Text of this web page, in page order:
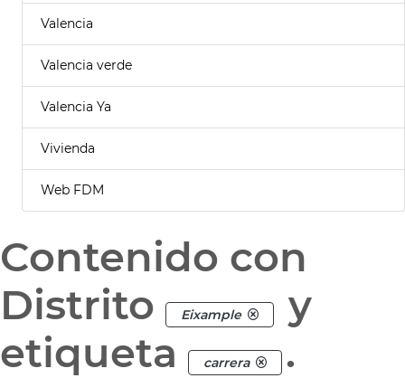
Valencia
Valencia verde
Valencia Ya
Vivienda
Web FDM
Contenido con
Distrito
Eixample
y
etiqueta
carrera .